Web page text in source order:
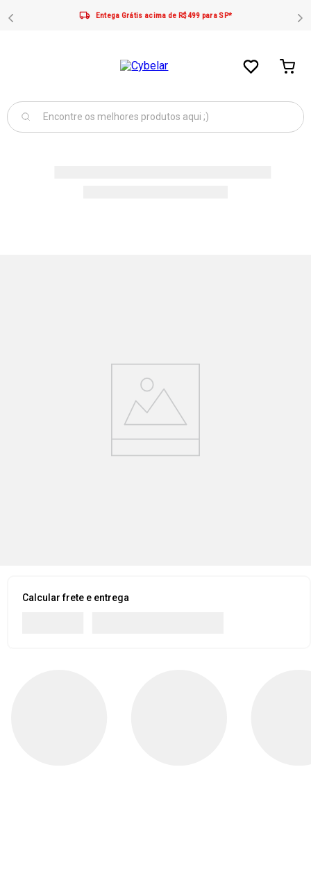
Entega Grátis acima de R$499 para SP*
Calcular frete e entrega